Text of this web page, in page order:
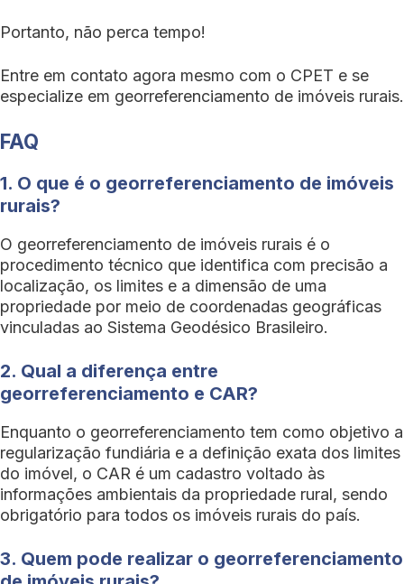
Portanto, não perca tempo!
Entre em contato agora mesmo com o CPET e se
especialize em georreferenciamento de imóveis rurais.
FAQ
1. O que é o georreferenciamento de imóveis
rurais?
O georreferenciamento de imóveis rurais é o
procedimento técnico que identifica com precisão a
localização, os limites e a dimensão de uma
propriedade por meio de coordenadas geográficas
vinculadas ao Sistema Geodésico Brasileiro.
2. Qual a diferença entre
georreferenciamento e CAR?
Enquanto o georreferenciamento tem como objetivo a
regularização fundiária e a definição exata dos limites
do imóvel, o CAR é um cadastro voltado às
informações ambientais da propriedade rural, sendo
obrigatório para todos os imóveis rurais do país.
3. Quem pode realizar o georreferenciamento